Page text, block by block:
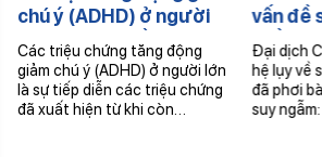
chú ý (ADHD) ở người
lớn và cách điều trị
Các triệu chứng tăng động
giảm chú ý (ADHD) ở người lớn
là sự tiếp diễn các triệu chứng
đã xuất hiện từ khi còn…
vấn đề
thần
Đại dịch
hệ lụy về
đã phơi
suy